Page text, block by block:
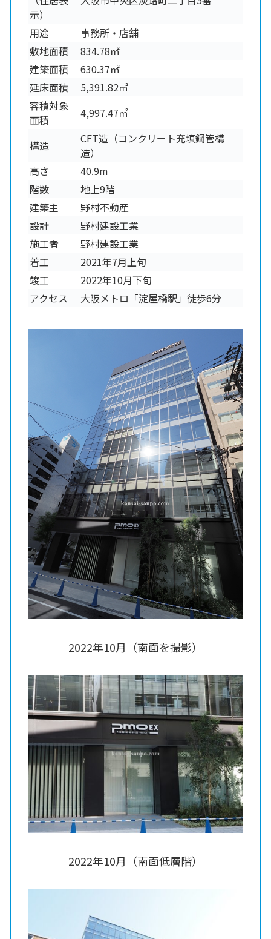
示）
用途
事務所・店舗
敷地面積
834.78㎡
建築面積
630.37㎡
延床面積
5,391.82㎡
容積対象
面積
4,997.47㎡
構造
CFT造（コンクリート充填鋼管構
造）
高さ
40.9m
階数
地上9階
建築主
野村不動産
設計
野村建設工業
施工者
野村建設工業
着工
2021年7月上旬
竣工
2022年10月下旬
アクセス
大阪メトロ「淀屋橋駅」徒歩6分
2022年10月（南面を撮影）
2022年10月（南面低層階）